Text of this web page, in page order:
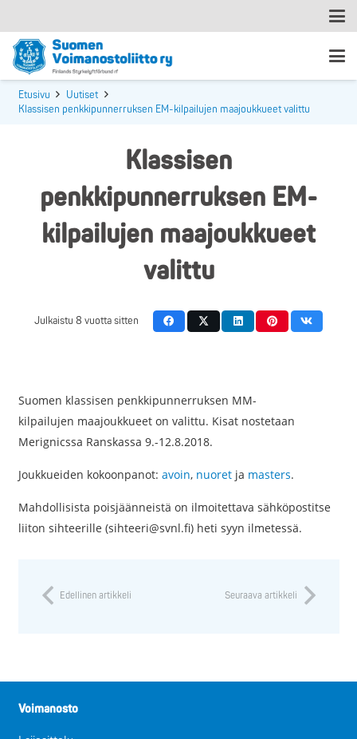
Etusivu
Uutiset
Klassisen penkkipunnerruksen EM-kilpailujen maajoukkueet valittu
Klassisen
penkkipunnerruksen EM-
kilpailujen maajoukkueet
valittu
Julkaistu 8 vuotta sitten
Suomen klassisen penkkipunnerruksen MM-
kilpailujen maajoukkueet on valittu. Kisat nostetaan
Merignicssa Ranskassa 9.-12.8.2018.
Joukkueiden kokoonpanot: avoin, nuoretja masters.
Mahdollisista poisjäänneistä on ilmoitettava sähköpostitse
liiton sihteerille (sihteeri@svnl.fi) heti syyn ilmetessä.
Edellinen artikkeli Seuraava artikkeli
Voimanosto